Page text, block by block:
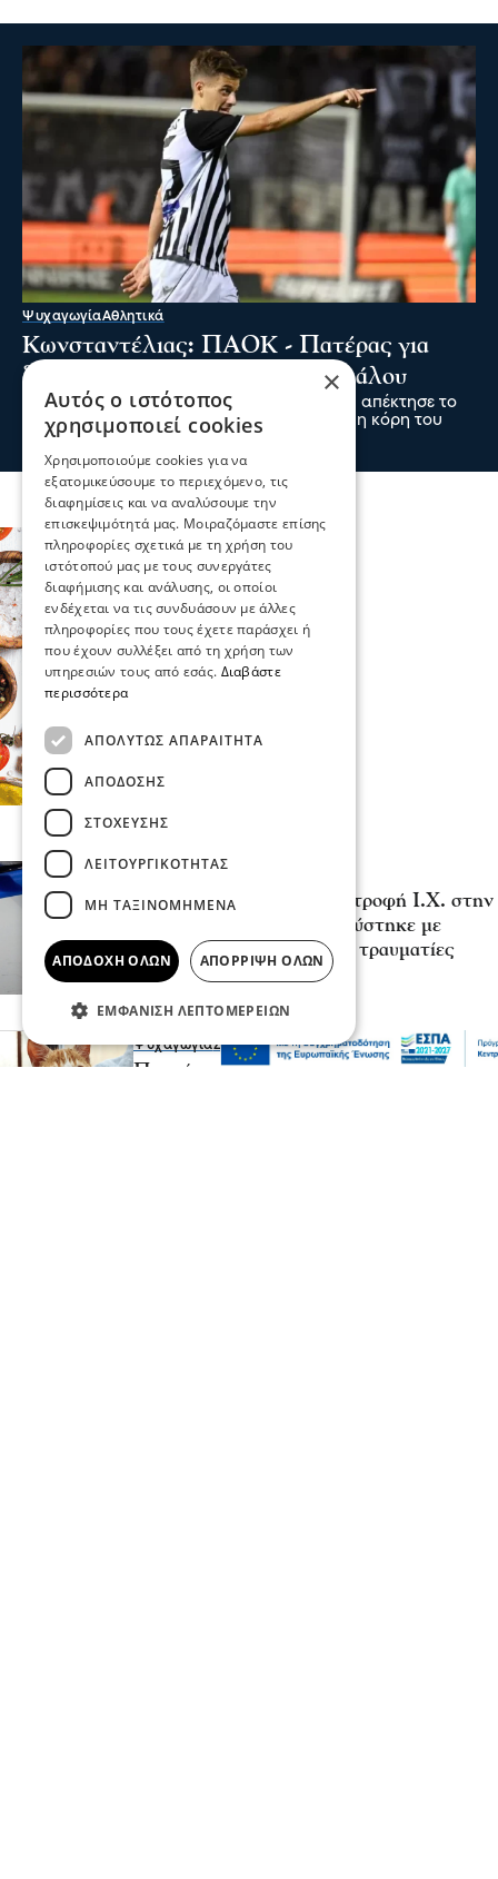
ΨυχαγωγίαΑθλητικά
Κωνσταντέλιας: ΠΑΟΚ - Πατέρας για
δεύτερη φορά ο άσος του Δικεφάλου
Ο άσος του ΠΑΟΚ Γιάννης Κωνσταντέλιας απέκτησε το
δεύτερο παιδί του, αφού ήρθε στον κόσμο η κόρη του
09 Αυγ 2026, 00:00
Σοβαρό τροχαίο από αναστροφή Ι.Χ. στην
Αθηνών-Σουνίου: Συγκρούστηκε με
μηχανή της ΔΙ.ΑΣ. – Δύο τραυματίες
αστυνομικοί
ΨυχαγωγίαΖώα
Παγκόσμια Ημέρα Γάτας: Τι θα μας
×
Αυτός ο ιστότοπος
χρησιμοποιεί cookies
Χρησιμοποιούμε cookies για να
εξατομικεύσουμε το περιεχόμενο, τις
διαφημίσεις και να αναλύσουμε την
επισκεψιμότητά μας. Μοιραζόμαστε επίσης
πληροφορίες σχετικά με τη χρήση του
ιστότοπού μας με τους συνεργάτες
διαφήμισης και ανάλυσης, οι οποίοι
ενδέχεται να τις συνδυάσουν με άλλες
πληροφορίες που τους έχετε παράσχει ή
που έχουν συλλέξει από τη χρήση των
υπηρεσιών τους από εσάς. Διαβάστε
περισσότερα
ΑΠΟΛΎΤΩΣ ΑΠΑΡΑΊΤΗΤΑ
ΑΠΌΔΟΣΗΣ
ΣΤΌΧΕΥΣΗΣ
ΛΕΙΤΟΥΡΓΙΚΌΤΗΤΑΣ
ΜΗ ΤΑΞΙΝΟΜΗΜΈΝΑ
ΑΠΟΔΟΧΉ ΌΛΩΝ ΑΠΌΡΡΙΨΗ ΌΛΩΝ
ΕΜΦΆΝΙΣΗ ΛΕΠΤΟΜΕΡΕΙΏΝ